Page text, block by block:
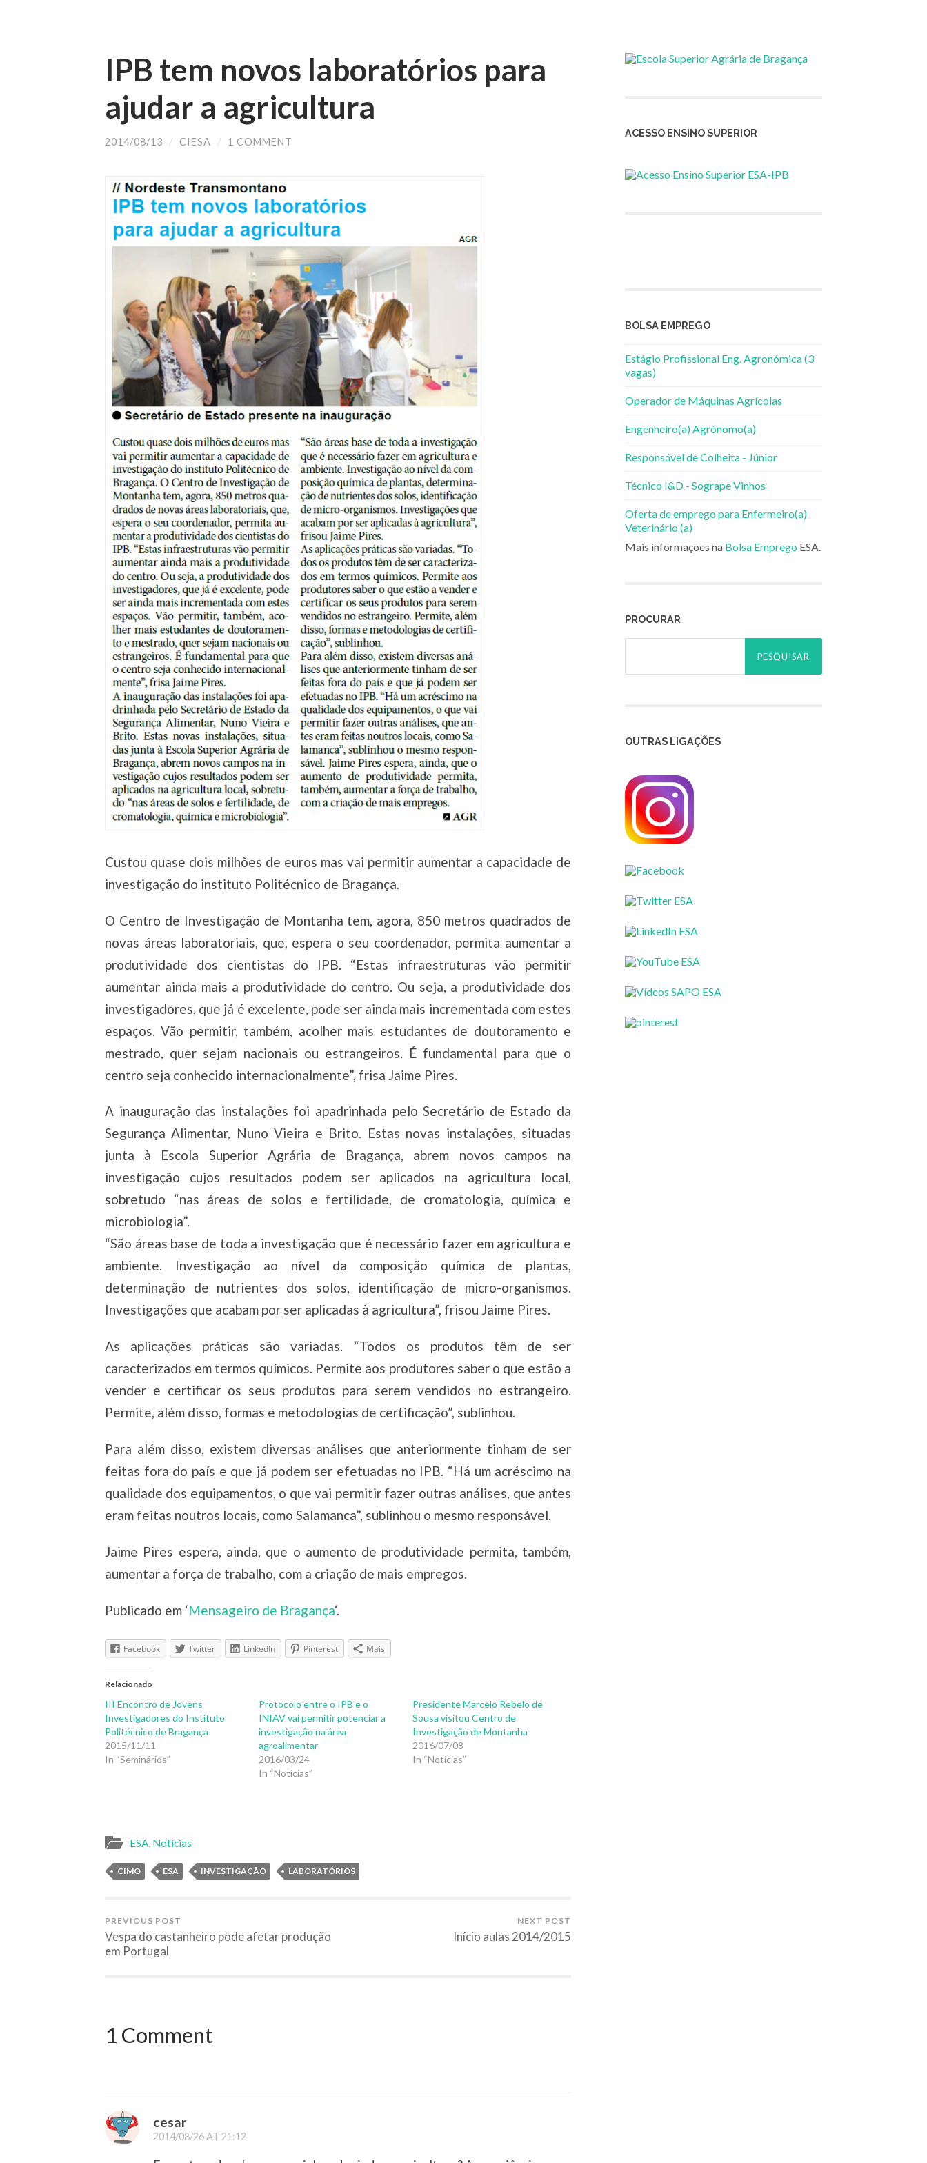
IPB tem novos laboratórios para
ajudar a agricultura
2014/08/13 / CIESA / 1 COMMENT
Custou quase dois milhões de euros mas vai permitir aumentar a capacidade de
investigação do instituto Politécnico de Bragança.
O Centro de Investigação de Montanha tem, agora, 850 metros quadrados de
novas áreas laboratoriais, que, espera o seu coordenador, permita aumentar a
produtividade dos cientistas do IPB. “Estas infraestruturas vão permitir
aumentar ainda mais a produtividade do centro. Ou seja, a produtividade dos
investigadores, que já é excelente, pode ser ainda mais incrementada com estes
espaços. Vão permitir, também, acolher mais estudantes de doutoramento e
mestrado, quer sejam nacionais ou estrangeiros. É fundamental para que o
centro seja conhecido internacionalmente”, frisa Jaime Pires.
A inauguração das instalações foi apadrinhada pelo Secretário de Estado da
Segurança Alimentar, Nuno Vieira e Brito. Estas novas instalações, situadas
junta à Escola Superior Agrária de Bragança, abrem novos campos na
investigação cujos resultados podem ser aplicados na agricultura local,
sobretudo “nas áreas de solos e fertilidade, de cromatologia, química e
microbiologia”.
“São áreas base de toda a investigação que é necessário fazer em agricultura e
ambiente. Investigação ao nível da composição química de plantas,
determinação de nutrientes dos solos, identificação de micro-organismos.
Investigações que acabam por ser aplicadas à agricultura”, frisou Jaime Pires.
As aplicações práticas são variadas. “Todos os produtos têm de ser
caracterizados em termos químicos. Permite aos produtores saber o que estão a
vender e certificar os seus produtos para serem vendidos no estrangeiro.
Permite, além disso, formas e metodologias de certificação”, sublinhou.
Para além disso, existem diversas análises que anteriormente tinham de ser
feitas fora do país e que já podem ser efetuadas no IPB. “Há um acréscimo na
qualidade dos equipamentos, o que vai permitir fazer outras análises, que antes
eram feitas noutros locais, como Salamanca”, sublinhou o mesmo responsável.
Jaime Pires espera, ainda, que o aumento de produtividade permita, também,
aumentar a força de trabalho, com a criação de mais empregos.
Publicado em ‘Mensageiro de Bragança‘.
Facebook Twitter LinkedIn Pinterest Mais
Relacionado
III Encontro de Jovens
Investigadores do Instituto
Politécnico de Bragança
2015/11/11
In “Seminários”
Protocolo entre o IPB e o
INIAV vai permitir potenciar a
investigação na área
agroalimentar
2016/03/24
In “Notícias”
Presidente Marcelo Rebelo de
Sousa visitou Centro de
Investigação de Montanha
2016/07/08
In “Notícias”
ESA, Notícias
CIMO ESA INVESTIGAÇÃO LABORATÓRIOS
PREVIOUS POST
Vespa do castanheiro pode afetar produção
em Portugal
NEXT POST
Início aulas 2014/2015
1 Comment
cesar
2014/08/26 AT 21:12
ACESSO ENSINO SUPERIOR
BOLSA EMPREGO
Estágio Profissional Eng. Agronómica (3
vagas)
Operador de Máquinas Agrícolas
Engenheiro(a) Agrónomo(a)
Responsável de Colheita - Júnior
Técnico I&D - Sogrape Vinhos
Oferta de emprego para Enfermeiro(a)
Veterinário (a)
Mais informações na Bolsa Emprego ESA.
PROCURAR
Pesquisar
OUTRAS LIGAÇÕES